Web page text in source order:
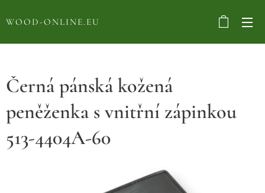
WOOD-ONLINE.EU
Černá pánská kožená
peněženka s vnitřní zápinkou
513-4404A-60